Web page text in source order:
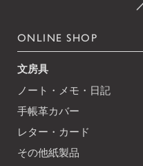
ONLINE SHOP
文房具
ノート・メモ・日記
手帳革カバー
レター・カード
その他紙製品